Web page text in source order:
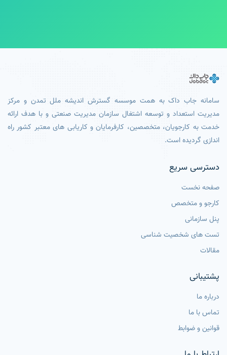
سامانه جاب داک به همت موسسه گسترش اندیشه ملل تمدن و مرکز
مدیریت استعداد و توسعه اشتغال سازمان مدیریت صنعتی و با هدف ارائه
خدمت به کارجویان، متخصصین، کارفرمایان و کاریابی های معتبر کشور راه
اندازی گردیده است.
دسترسی سریع
صفحه نخست
کارجو و متخصص
پنل سازمانی
تست های شخصیت شناسی
مقالات
پشتیبانی
درباره ما
تماس با ما
قوانین و ضوابط